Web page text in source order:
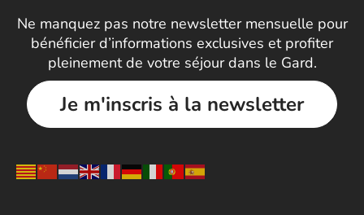
Ne manquez pas notre newsletter mensuelle pour
bénéficier d’informations exclusives et profiter
pleinement de votre séjour dans le Gard.
Je m'inscris à la newsletter